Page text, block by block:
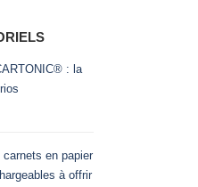
: la
en papier
à offrir